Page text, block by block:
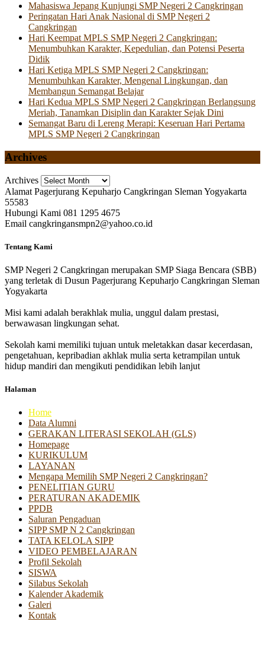
Mahasiswa Jepang Kunjungi SMP Negeri 2 Cangkringan
Peringatan Hari Anak Nasional di SMP Negeri 2
Cangkringan
Hari Keempat MPLS SMP Negeri 2 Cangkringan:
Menumbuhkan Karakter, Kepedulian, dan Potensi Peserta
Didik
Hari Ketiga MPLS SMP Negeri 2 Cangkringan:
Menumbuhkan Karakter, Mengenal Lingkungan, dan
Membangun Semangat Belajar
Hari Kedua MPLS SMP Negeri 2 Cangkringan Berlangsung
Meriah, Tanamkan Disiplin dan Karakter Sejak Dini
Semangat Baru di Lereng Merapi: Keseruan Hari Pertama
MPLS SMP Negeri 2 Cangkringan
Archives
Archives
Alamat Pagerjurang Kepuharjo Cangkringan Sleman Yogyakarta
55583
Hubungi Kami 081 1295 4675
Email cangkringansmpn2@yahoo.co.id
Tentang Kami
SMP Negeri 2 Cangkringan merupakan SMP Siaga Bencara (SBB)
yang terletak di Dusun Pagerjurang Kepuharjo Cangkringan Sleman
Yogyakarta
Misi kami adalah berakhlak mulia, unggul dalam prestasi,
berwawasan lingkungan sehat.
Sekolah kami memiliki tujuan untuk meletakkan dasar kecerdasan,
pengetahuan, kepribadian akhlak mulia serta ketrampilan untuk
hidup mandiri dan mengikuti pendidikan lebih lanjut
Halaman
Home
Data Alumni
GERAKAN LITERASI SEKOLAH (GLS)
Homepage
KURIKULUM
LAYANAN
Mengapa Memilih SMP Negeri 2 Cangkringan?
PENELITIAN GURU
PERATURAN AKADEMIK
PPDB
Saluran Pengaduan
SIPP SMP N 2 Cangkringan
TATA KELOLA SIPP
VIDEO PEMBELAJARAN
Profil Sekolah
SISWA
Silabus Sekolah
Kalender Akademik
Galeri
Kontak